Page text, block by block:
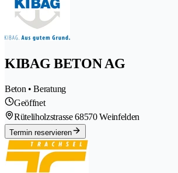
KIBAG BETON AG
Beton • Beratung
Geöffnet
Rüteliholzstrasse 68570 Weinfelden
Termin reservieren